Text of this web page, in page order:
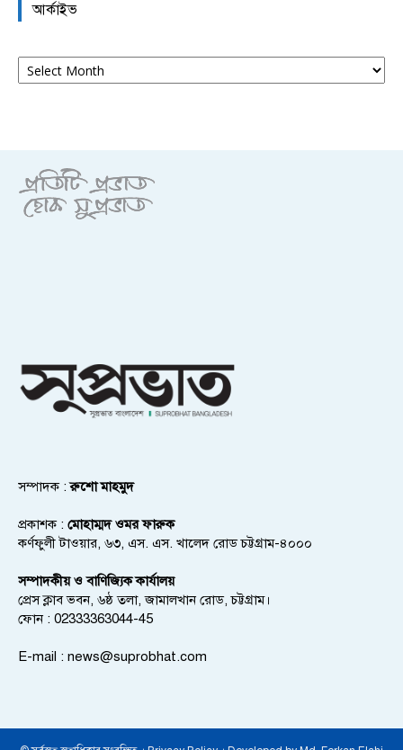
আর্কাইভ
আর্কাইভ
সম্পাদক :রুশো মাহমুদ
প্রকাশক : মোহাম্মদ ওমর ফারুক
কর্ণফুলী টাওয়ার, ৬৩, এস. এস. খালেদ রোড চট্টগ্রাম-৪০০০
সম্পাদকীয় ও বাণিজ্যিক কার্যালয়
প্রেস ক্লাব ভবন, ৬ষ্ঠ তলা, জামালখান রোড, চট্টগ্রাম।
ফোন : 02333363044-45
E-mail : news@suprobhat.com